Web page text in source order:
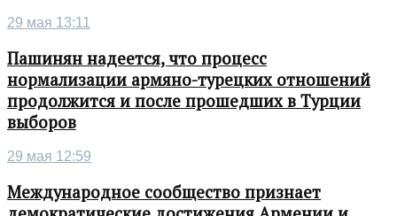
29 мая 13:11
Пашинян надеется, что процесс
нормализации армяно-турецких отношений
продолжится и после прошедших в Турции
выборов
29 мая 12:59
Международное сообщество признает